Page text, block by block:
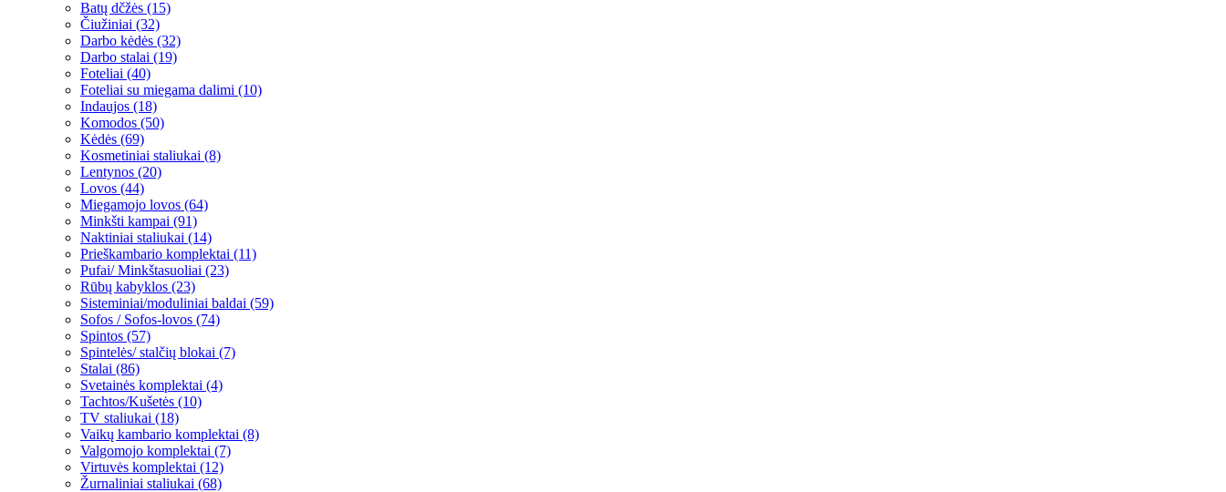
Batų dčžės (15)
Čiužiniai (32)
Darbo kėdės (32)
Darbo stalai (19)
Foteliai (40)
Foteliai su miegama dalimi (10)
Indaujos (18)
Komodos (50)
Kėdės (69)
Kosmetiniai staliukai (8)
Lentynos (20)
Lovos (44)
Miegamojo lovos (64)
Minkšti kampai (91)
Naktiniai staliukai (14)
Prieškambario komplektai (11)
Pufai/ Minkštasuoliai (23)
Rūbų kabyklos (23)
Sisteminiai/moduliniai baldai (59)
Sofos / Sofos-lovos (74)
Spintos (57)
Spintelės/ stalčių blokai (7)
Stalai (86)
Svetainės komplektai (4)
Tachtos/Kušetės (10)
TV staliukai (18)
Vaikų kambario komplektai (8)
Valgomojo komplektai (7)
Virtuvės komplektai (12)
Žurnaliniai staliukai (68)